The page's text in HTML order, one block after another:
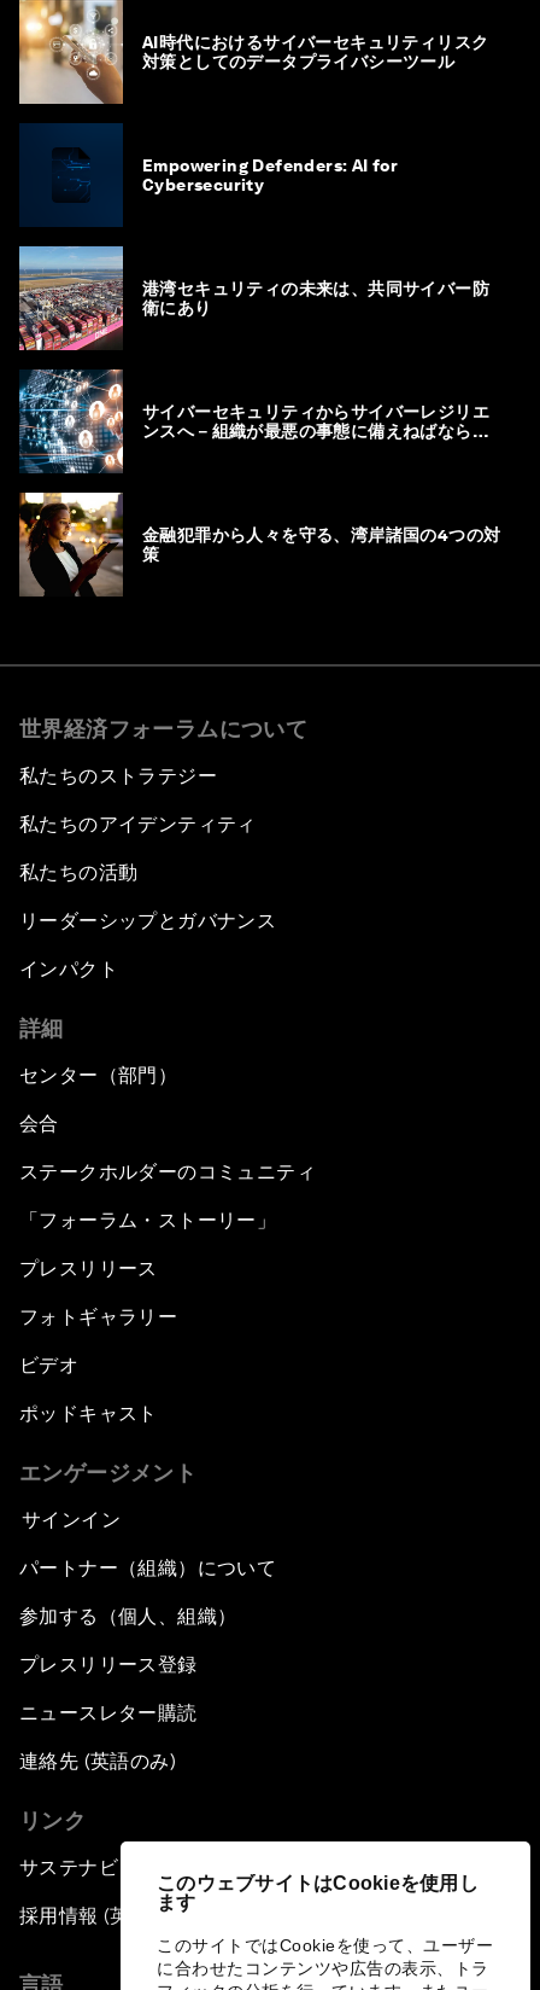
このウェブサイトはCookieを使用し
ます
このサイトではCookieを使って、ユーザー
に合わせたコンテンツや広告の表示、トラ
AI時代におけるサイバーセキュリティリスク
対策としてのデータプライバシーツール
Empowering Defenders: AI for
Cybersecurity
港湾セキュリティの未来は、共同サイバー防
衛にあり
サイバーセキュリティからサイバーレジリエ
ンスへ－組織が最悪の事態に備えねばならな
金融犯罪から人々を守る、湾岸諸国の4つの対
策
世界経済フォーラムについて
私たちのストラテジー
私たちのアイデンティティ
私たちの活動
リーダーシップとガバナンス
インパクト
詳細
センター（部門）
会合
ステークホルダーのコミュニティ
「フォーラム・ストーリー」
プレスリリース
フォトギャラリー
ビデオ
ポッドキャスト
エンゲージメント
サインイン
パートナー（組織）について
参加する（個人、組織）
プレスリリース登録
ニュースレター購読
連絡先 (英語のみ)
リンク
サステナビリティへの取り組み
採用情報 (英語のみ)
言語